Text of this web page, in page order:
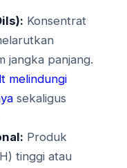
Konsentrat
jangka panjang.
melindungi
sekaligus
Produk
tinggi atau